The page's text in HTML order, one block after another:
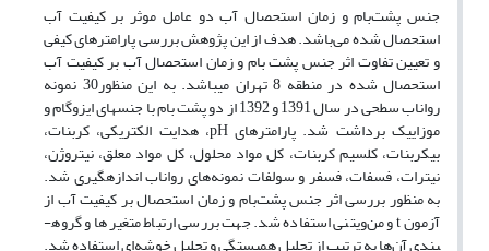
جنس پشت‌بام و زمان استحصال آب دو عامل موثر بر کیفیت آب
استحصال شده می‌باشد. هدف از این پژوهش بررسی پارامترهای کیفی
و تعیین تفاوت اثر جنس پشت بام و زمان استحصال آب بر کیفیت آب
استحصال شده در منطقه 8 تهران می­باشد. به این منظور30 نمونه
رواناب سطحی در سال 1391 و 1392 از دو پشت بام با جنس­های ایزوگام و
موزاییک برداشت شد. پارامترهای pH، هدایت الکتریکی، کربنات،
بیکربنات، کلسیم کربنات، کل مواد محلول، کل مواد معلق، نیتروژن،
نیترات، فسفات، فسفر و سولفات نمونه‌های رواناب اندازه­گیری شد.
به منظور بررسی اثر جنس پشت‌بام و زمان استحصال بر کیفیت آب از
آزمون t و من‌ویتنی استفاده شد. جهت بررسی ارتباط متغیرها و گروه­